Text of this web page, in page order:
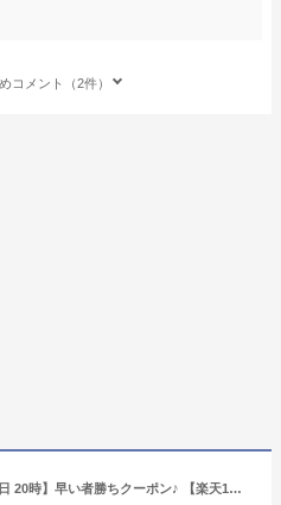
コメント（2件）
★ 全品半額だよ〜!! ★【10日 20時】早い者勝ちクーポン♪ 【楽天1位!】 mocmof 節分 鬼 衣装 赤ちゃん 鬼のパンツ ベビー 服 ハロウィン 子供 男の子 女の子 ベビー服 スタイ セット 仮装 コスプレ パンツ 豆撒き 豆まき ズボン よだれかけ ビブ モクモフ 保育園 幼稚